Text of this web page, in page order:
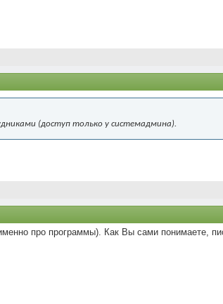
(доступ только у системадмина).
про программы). Как Вы сами понимаете,